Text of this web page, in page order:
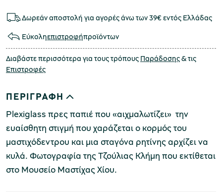
Δωρεάν αποστολή για αγορές άνω των 39€ εντός Ελλάδας
Εύκοληεπιστροφήπροϊόντων
Διαβάστε περισσότερα για τους τρόπους Παράδοσης& τις
Επιστροφές
ΠΕΡΙΓΡΑΦΗ
Plexiglass πρες παπιέ που «αιχμαλωτίζει» την
ευαίσθητη στιγμή που χαράζεται ο κορμός του
μαστιχόδεντρου και μια σταγόνα ρητίνης αρχίζει να
κυλά. Φωτογραφία της Τζούλιας Κλήμη που εκτίθεται
στο Μουσείο Μαστίχας Χίου.